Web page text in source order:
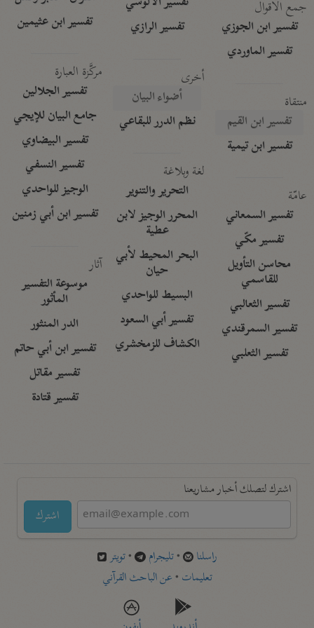
جمع الأقوال
تفسير ابن الجوزي
تفسير الماوردي
منتقاة
تفسير ابن القيم
تفسير ابن تيمية
عامّة
تفسير السمعاني
تفسير مكّي
محاسن التأويل
للقاسمي
تفسير الثعالبي
تفسير السمرقندي
تفسير الثعلبي
تفسير الرازي
أخرى
أضواء البيان
نظم الدرر للبقاعي
لغة وبلاغة
التحرير والتنوير
المحرر الوجيز لابن
عطية
البحر المحيط لأبي
حيان
البسيط للواحدي
تفسير أبي السعود
الكشاف للزمخشري
تفسير ابن عثيمين
مركَّزة العبارة
تفسير الجلالين
جامع البيان للإيجي
تفسير البيضاوي
تفسير النسفي
الوجيز للواحدي
تفسير ابن أبي زمنين
آثار
موسوعة التفسير
المأثور
الدر المنثور
تفسير ابن أبي حاتم
تفسير مقاتل
تفسير قتادة
اشترك لتصلك أخبار مشاريعنا
اشترك
راسلنا •تليجرام •تويتر
تعليمات •عن الباحث القرآني